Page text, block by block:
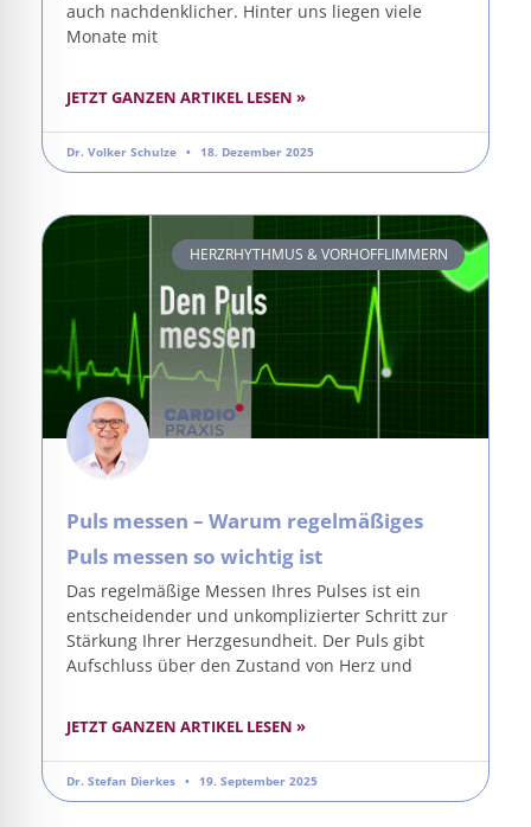
auch nachdenklicher. Hinter uns liegen viele
Monate mit
JETZT GANZEN ARTIKEL LESEN »
Dr. Volker Schulze 18. Dezember 2025
HERZRHYTHMUS & VORHOFFLIMMERN
Puls messen – Warum regelmäßiges
Puls messen so wichtig ist
Das regelmäßige Messen Ihres Pulses ist ein
entscheidender und unkomplizierter Schritt zur
Stärkung Ihrer Herzgesundheit. Der Puls gibt
Aufschluss über den Zustand von Herz und
JETZT GANZEN ARTIKEL LESEN »
Dr. Stefan Dierkes 19. September 2025